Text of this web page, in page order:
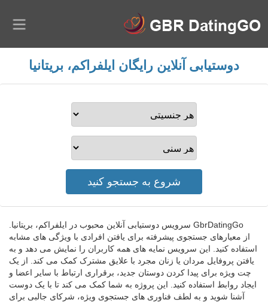
دوستیابی آنلاین رایگان ایلفراکم، بریتانیا
GbrDatingGo سرویس دوستیابی آنلاین محبوب در ایلفراکم، بریتانیا.
از معیارهای جستجوی پیشرفته برای یافتن افرادی با ویژگی های مشابه
استفاده کنید. این سرویس نمایه های همه کاربران را نمایش می دهد و به
یافتن پروفایل مردان یا زنان مجرد با علایق مشترک کمک می کند. از یک
چت ویژه برای پیدا کردن دوستان جدید، برقراری ارتباط با سایر اعضا و
ایجاد روابط استفاده کنید. این پروژه به شما کمک می کند تا با یک دوست
آشنا شوید و به لطف فناوری های جستجوی ویژه، شرکای جالبی برای